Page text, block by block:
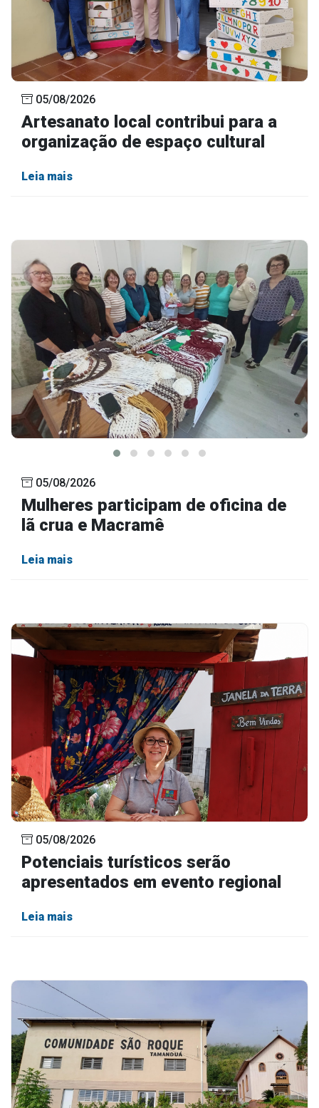
05/08/2026
Artesanato local contribui para a
organização de espaço cultural
Leia mais
05/08/2026
Mulheres participam de oficina de
lã crua e Macramê
Leia mais
05/08/2026
Potenciais turísticos serão
apresentados em evento regional
Leia mais